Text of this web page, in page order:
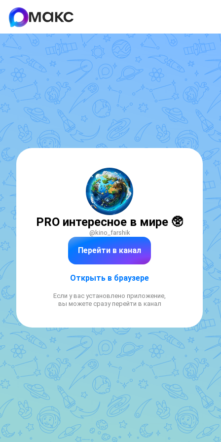
PRO интересное в мире 🥸
@kino_farshik
Перейти в канал
Открыть в браузере
Если у вас установлено приложение,
вы можете сразу перейти в канал